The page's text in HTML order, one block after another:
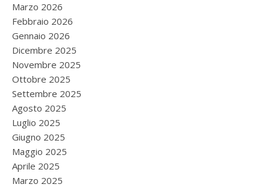
Marzo 2026
Febbraio 2026
Gennaio 2026
Dicembre 2025
Novembre 2025
Ottobre 2025
Settembre 2025
Agosto 2025
Luglio 2025
Giugno 2025
Maggio 2025
Aprile 2025
Marzo 2025